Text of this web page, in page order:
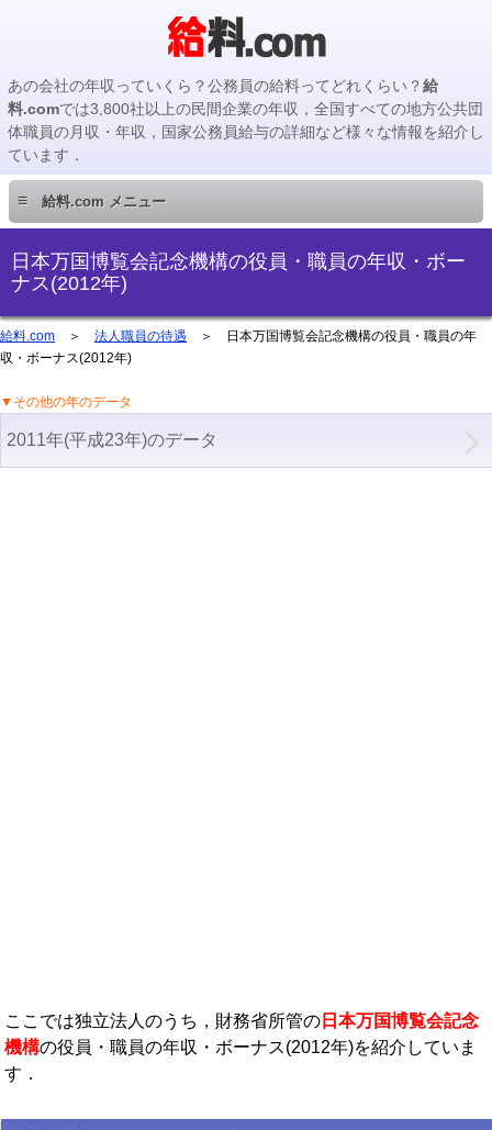
あの会社の年収っていくら？公務員の給料ってどれくらい？給
料.comでは3,800社以上の民間企業の年収，全国すべての地方公共団
体職員の月収・年収，国家公務員給与の詳細など様々な情報を紹介し
ています．
≡ 給料.com メニュー
民間企業編
地方公務員編
地方公務員給料検索
主要企業の年収検索
日本万国博覧会記念機構の役員・職員の年収・ボー
ナス(2012年)
給料.com ＞ 法人職員の待遇 ＞ 日本万国博覧会記念機構の役員・職員の年
収・ボーナス(2012年)
▼その他の年のデータ
2011年(平成23年)のデータ
ここでは独立法人のうち，財務省所管の 日本万国博覧会記念
機構の役員・職員の年収・ボーナス(2012年)を紹介していま
す．